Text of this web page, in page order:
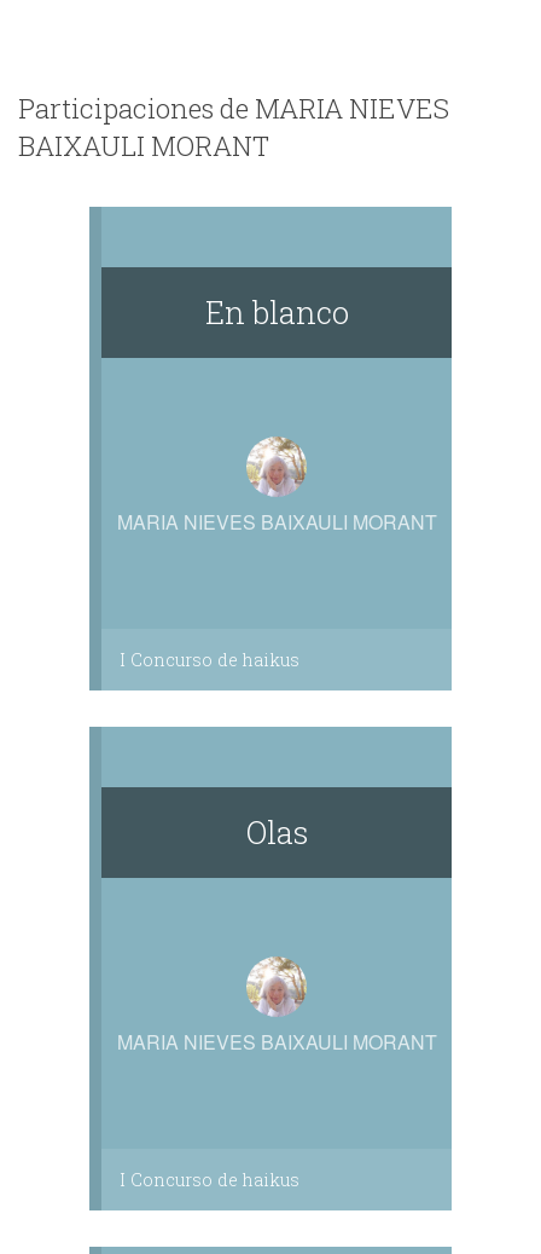
Participaciones de MARIA NIEVES
BAIXAULI MORANT
En blanco
MARIA NIEVES BAIXAULI MORANT
I Concurso de haikus
Olas
MARIA NIEVES BAIXAULI MORANT
I Concurso de haikus